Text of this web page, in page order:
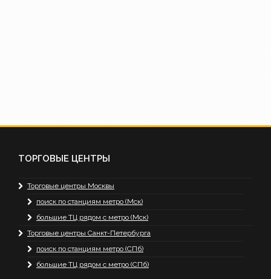
ТОРГОВЫЕ ЦЕНТРЫ
Торговые центры Москвы
поиск по станциям метро (Мск)
большие ТЦ рядом с метро (Мск)
Торговые центры Санкт-Петербурга
поиск по станциям метро (СПб)
большие ТЦ рядом с метро (СПб)